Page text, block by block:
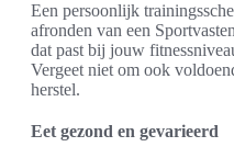
Een persoonlijk
afronden van een
dat past bij jouw
Vergeet niet om ook
herstel.
Eet gezond en gevarieerd